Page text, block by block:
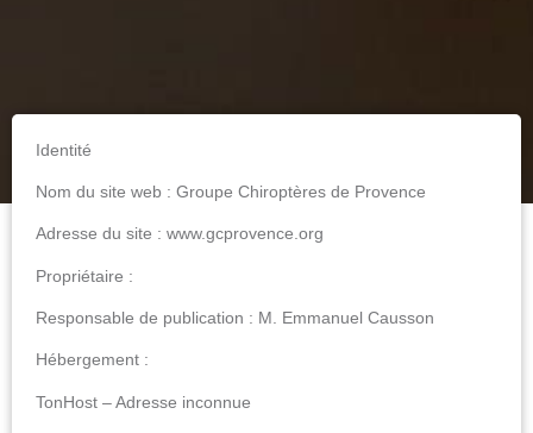
Identité
Nom du site web : Groupe Chiroptères de Provence
Adresse du site : www.gcprovence.org
Propriétaire :
Responsable de publication : M. Emmanuel Causson
Hébergement :
TonHost – Adresse inconnue